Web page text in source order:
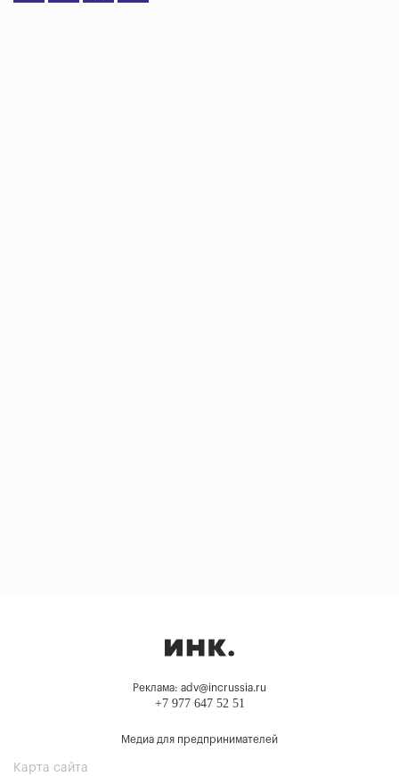
Реклама: adv@incrussia.ru
+7 977 647 52 51
Медиа для предпринимателей
Карта сайта